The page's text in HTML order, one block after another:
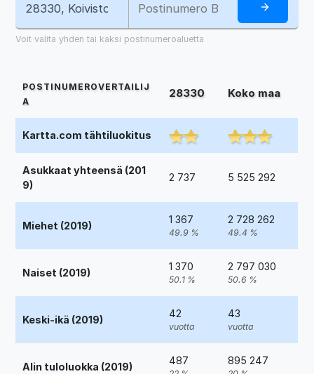
Voit valita yhden tai kaksi postinumeroaluetta
POSTINUMEROVERTAILIJ
A
28330 Koko maa
Kartta.com tähtiluokitus
Asukkaat yhteensä (201
9)
2 737 5 525 292
Miehet (2019)
1 367
49.9 %
2 728 262
49.4 %
Naiset (2019)
1 370
50.1 %
2 797 030
50.6 %
Keski-ikä (2019)
42
vuotta
43
vuotta
Alin tuloluokka (2019)
487 895 247